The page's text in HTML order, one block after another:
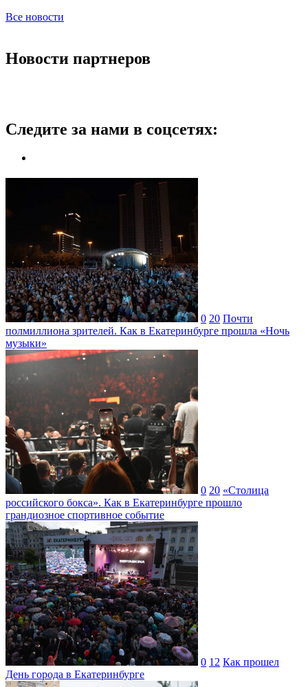
Все новости
Новости партнеров
Следите за нами в соцсетях:
0 20 Почти
полмиллиона зрителей. Как в Екатеринбурге прошла «Ночь
музыки»
0 20 «Столица
российского бокса». Как в Екатеринбурге прошло
грандиозное спортивное событие
0 12 Как прошел
День города в Екатеринбурге